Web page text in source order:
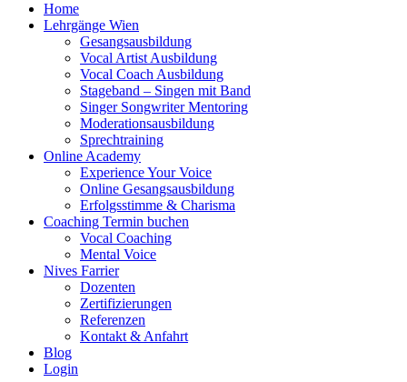
scrollenHome
Lehrgänge Wien
Gesangsausbildung
Vocal Artist Ausbildung
Vocal Coach Ausbildung
Stageband – Singen mit Band
Singer Songwriter Mentoring
Moderationsausbildung
Sprechtraining
Online Academy
Experience Your Voice
Online Gesangsausbildung
Erfolgsstimme & Charisma
Coaching Termin buchen
Vocal Coaching
Mental Voice
Nives Farrier
Dozenten
Zertifizierungen
Referenzen
Kontakt & Anfahrt
Blog
Login